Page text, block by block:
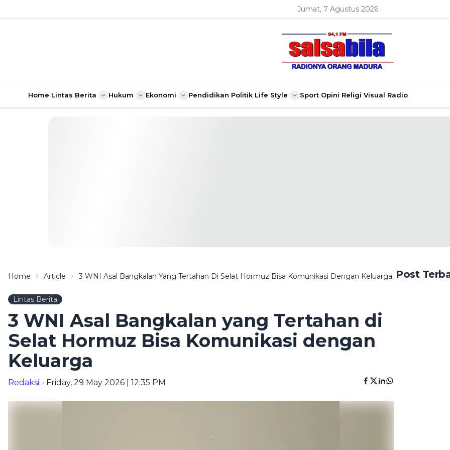
Jumat, 7 Agustus 2026
Home Lintas Berita Hukum Ekonomi Pendidikan Politik Life Style Sport Opini Religi Visual Radio
Home Article 3 WNI Asal Bangkalan Yang Tertahan Di Selat Hormuz Bisa Komunikasi Dengan Keluarga
Lintas Berita
3 WNI Asal Bangkalan yang Tertahan di
Selat Hormuz Bisa Komunikasi dengan
Keluarga
Redaksi - Friday, 29 May 2026 | 12:35 PM
Post